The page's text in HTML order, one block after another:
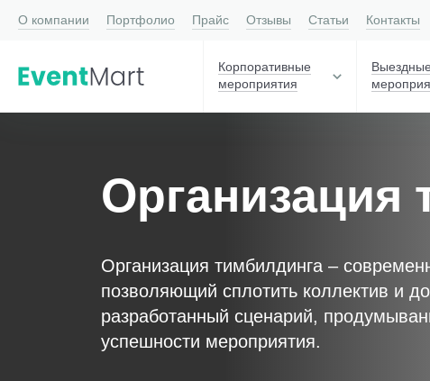
О компании Портфолио Прайс Отзывы Статьи Контакты
Корпоративные
мероприятия
Выездные
Организация
Организация тимбилдинга –
позволяющий сплотить коллектив и
разработанный сценарий,
успешности мероприятия.